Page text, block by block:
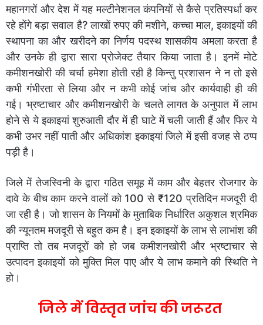
महानगरों और देश में यह मल्टीनेशनल कंपनियों से कैसे प्रतिस्पर्धा कर
रहे होंगे बड़ा सवाल है? लाखों रुपए की मशीने, कच्चा माल, इकाइयों की
स्थापना का और खरीदने का निर्णय पदस्थ शासकीय अमला करता है
और उनके ही द्वारा सारा प्रोजेक्ट तैयार किया जाता है। इनमें मोटे
कमीशनखोरी की चर्चा हमेशा होती रही है किन्तु प्रशासन ने न तो इसे
कभी गंभीरता से लिया और न कभी कोई जांच और कार्यवाही ही की
गई। भ्रष्टाचार और कमीशनखोरी के चलते लागत के अनुपात में लाभ
होने से ये इकाइयां शुरुआती दौर में ही घाटे में चली जाती हैं और फिर ये
कभी उभर नहीं पाती और अधिकांश इकाइयां जिले में इसी वजह से ठप्प
पड़ी है।
जिले में तेजस्विनी के द्वारा गठित समूह में काम और बेहतर रोजगार के
दावे के बीच काम करने वालों को 100 से ₹120 प्रतिदिन मजदूरी दी
जा रही है। जो शासन के नियमों के मुताबिक निर्धारित अकुशल श्रमिक
की न्यूनतम मजदूरी से बहुत कम है। इन इकाइयों के लाभ से लाभांश की
प्राप्ति तो तब मजदूरों को हो जब कमीशनखोरी और भ्रष्टाचार से
उत्पादन इकाइयों को मुक्ति मिल पाए और ये लाभ कमाने की स्थिति ने
हो।
जिले में विस्तृत जांच की जरूरत